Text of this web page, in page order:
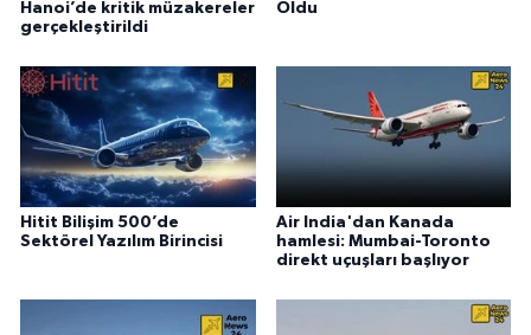
Hanoi’de kritik müzakereler
gerçekleştirildi
Oldu
Hitit Bilişim 500’de
Sektörel Yazılım Birincisi
Air India'dan Kanada
hamlesi: Mumbai-Toronto
direkt uçuşları başlıyor